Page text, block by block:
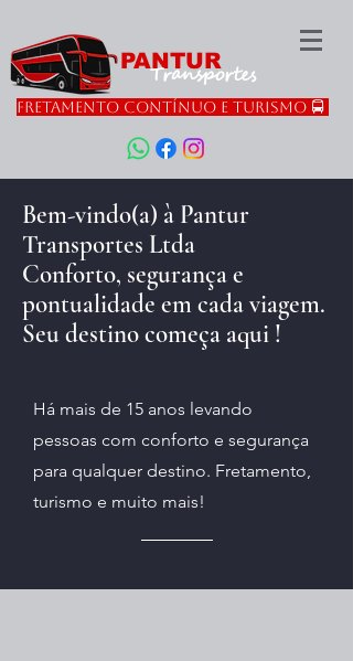
PANTUR
Transportes
FRETAMENTO CONTÍNUO E TURISMO 🚍
Bem-vindo(a) à Pantur
Transportes Ltda
Conforto, segurança e
pontualidade em cada viagem.
Seu destino começa aqui !
Há mais de 15 anos levando
pessoas com conforto e segurança
para qualquer destino. Fretamento,
turismo e muito mais!